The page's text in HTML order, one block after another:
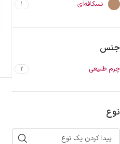
نسکافه‌ای 1
جنس
چرم طبیعی 2
نوع